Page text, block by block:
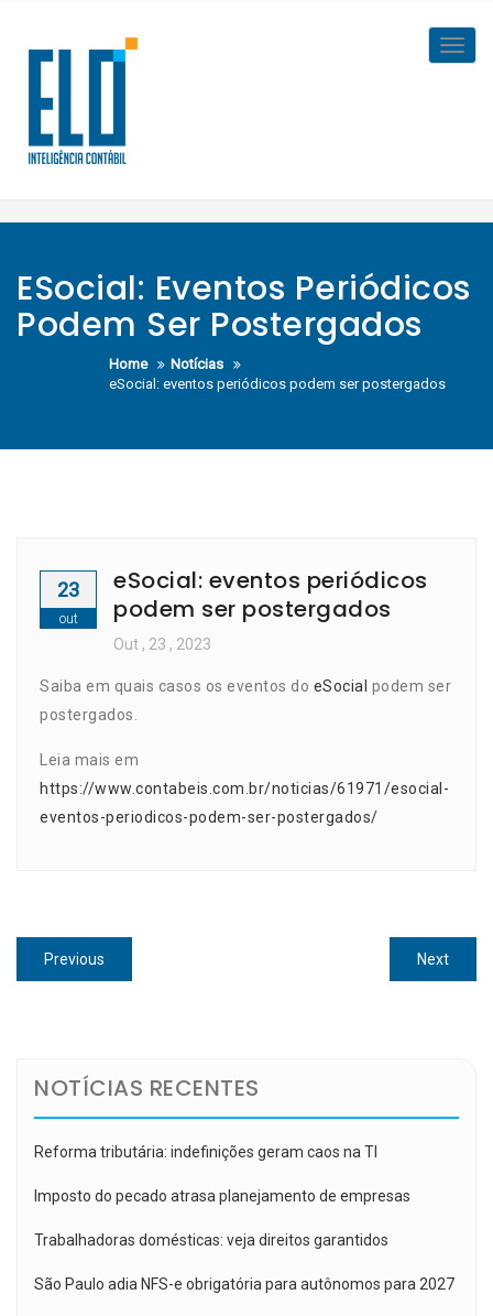
content
ESocial: Eventos Periódicos
Podem Ser Postergados
Home
Notícias
eSocial: eventos periódicos podem ser postergados
23
out
eSocial: eventos periódicos
podem ser postergados
Out , 23 , 2023
Saiba em quais casos os eventos do eSocial podem ser
postergados.
Leia mais em
https://www.contabeis.com.br/noticias/61971/esocial-
eventos-periodicos-podem-ser-postergados/
Navegação
de
Previous
post:
NextNext
post:
NOTÍCIAS RECENTES
Reforma tributária: indefinições geram caos na TI
Imposto do pecado atrasa planejamento de empresas
Trabalhadoras domésticas: veja direitos garantidos
São Paulo adia NFS-e obrigatória para autônomos para 2027